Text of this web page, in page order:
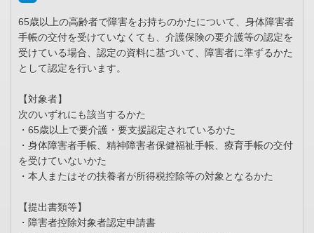
65歳以上の高齢者で障害をお持ちのかたについて、身体障害者
手帳の交付を受けていなくても、介護保険の要介護等の認定を
受けている場合、認定の資料に基づいて、障害者に準ずるかた
として認定を行います。
【対象者】
次のいずれにも該当するかた
・65歳以上で要介護・要支援認定されているかた
・身体障害者手帳、精神障害者保健福祉手帳、療育手帳の交付
を受けていないかた
・本人またはその扶養者が所得税控除等の対象となるかた
【提出書類等】
・障害者控除対象者認定申請書